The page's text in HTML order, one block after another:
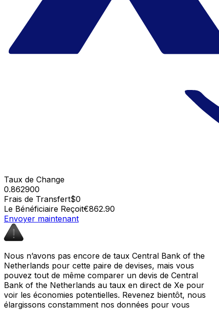
Taux de Change
0.862900
Frais de Transfert$0
Le Bénéficiaire Reçoit€862.90
Envoyer maintenant
Nous n’avons pas encore de taux Central Bank of the
Netherlands pour cette paire de devises, mais vous
pouvez tout de même comparer un devis de Central
Bank of the Netherlands au taux en direct de Xe pour
voir les économies potentielles. Revenez bientôt, nous
élargissons constamment nos données pour vous